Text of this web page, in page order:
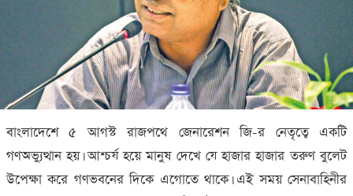
বাংলাদেশে ৫ আগস্ট রাজপথে জেনারেশন জি-র নেতৃত্বে একটি
গণঅভ্যুত্থান হয়। আশ্চর্য হয়ে মানুষ দেখে যে হাজার হাজার তরুণ বুলেট
উপেক্ষা করে গণভবনের দিকে এগোতে থাকে। এই সময় সেনাবাহিনীর